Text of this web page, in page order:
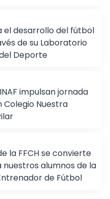
el desarrollo del fútbol
de su Laboratorio
Deporte
impulsan jornada
Colegio Nuestra
la FFCH se convierte
nuestros alumnos de la
de Fútbol